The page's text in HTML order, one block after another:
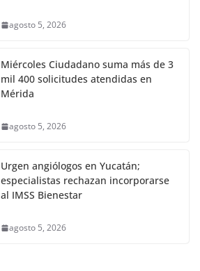
agosto 5, 2026
Miércoles Ciudadano suma más de 3
mil 400 solicitudes atendidas en
Mérida
agosto 5, 2026
Urgen angiólogos en Yucatán;
especialistas rechazan incorporarse
al IMSS Bienestar
agosto 5, 2026